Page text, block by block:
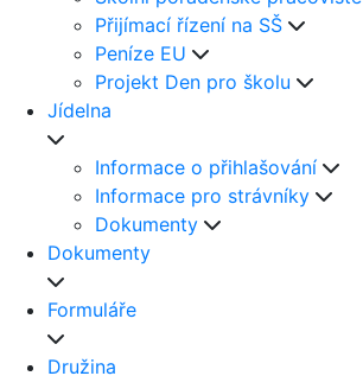
Přijímací řízení na SŠ
Peníze EU
Projekt Den pro školu
Jídelna
Informace o přihlašování
Informace pro strávníky
Dokumenty
Dokumenty
Formuláře
Družina